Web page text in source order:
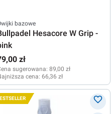
bazowe
Hesacore W Grip -
zł
sugerowana: 89,00 zł
cena: 66,36 zł